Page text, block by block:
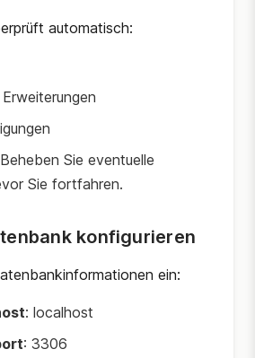
automatisch:
Sie eventuelle
Sie fortfahren.
konfigurieren
ein:
: localhost
: 3306